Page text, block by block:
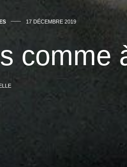
17 DÉCEMBRE 2019
comme